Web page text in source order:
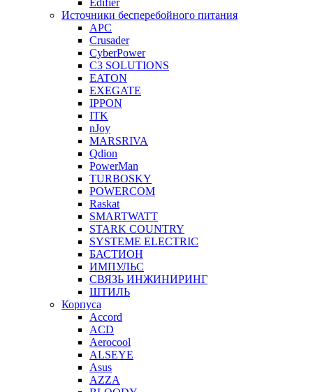
Edifier
Источники бесперебойного питания
APC
Crusader
CyberPower
C3 SOLUTIONS
EATON
EXEGATE
IPPON
ITK
nJoy
MARSRIVA
Qdion
PowerMan
TURBOSKY
POWERCOM
Raskat
SMARTWATT
STARK COUNTRY
SYSTEME ELECTRIC
БАСТИОН
ИМПУЛЬС
СВЯЗЬ ИНЖИНИРИНГ
ШТИЛЬ
Корпуса
Accord
ACD
Aerocool
ALSEYE
Asus
AZZA